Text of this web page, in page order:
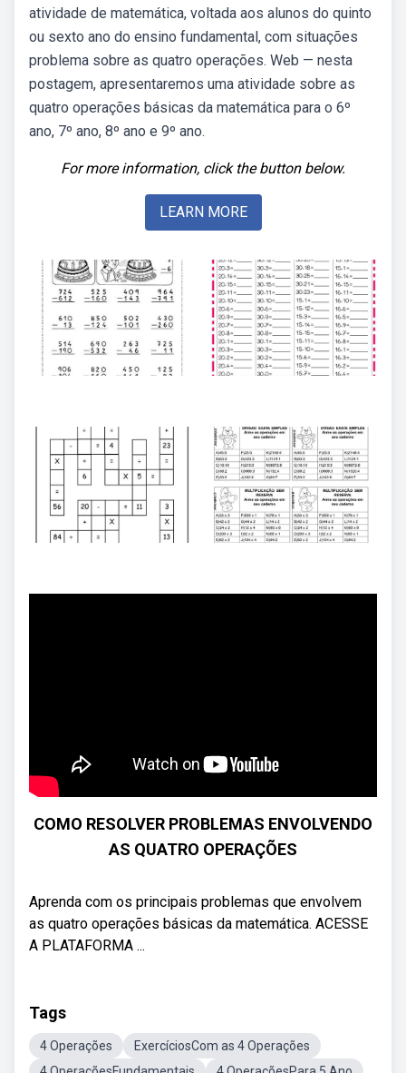
atividade de matemática, voltada aos alunos do quinto
ou sexto ano do ensino fundamental, com situações
problema sobre as quatro operações. Web — nesta
postagem, apresentaremos uma atividade sobre as
quatro operações básicas da matemática para o 6º
ano, 7º ano, 8º ano e 9º ano.
For more information, click the button below.
LEARN MORE
COMO RESOLVER PROBLEMAS ENVOLVENDO
AS QUATRO OPERAÇÕES
Aprenda com os principais problemas que envolvem
as quatro operações básicas da matemática. ACESSE
A PLATAFORMA ...
Tags
4 Operações
ExercíciosCom as 4 Operações